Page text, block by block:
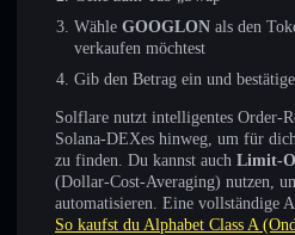
Wähle GOOGLON als den
verkaufen möchtest
Gib den Betrag ein und
Solflare nutzt intelligentes Order-
Solana-DEXes hinweg, um für
zu finden. Du kannst auch Limit-
(Dollar-Cost-Averaging) nutzen,
automatisieren. Eine vollständige
So kaufst du Alphabet Class A